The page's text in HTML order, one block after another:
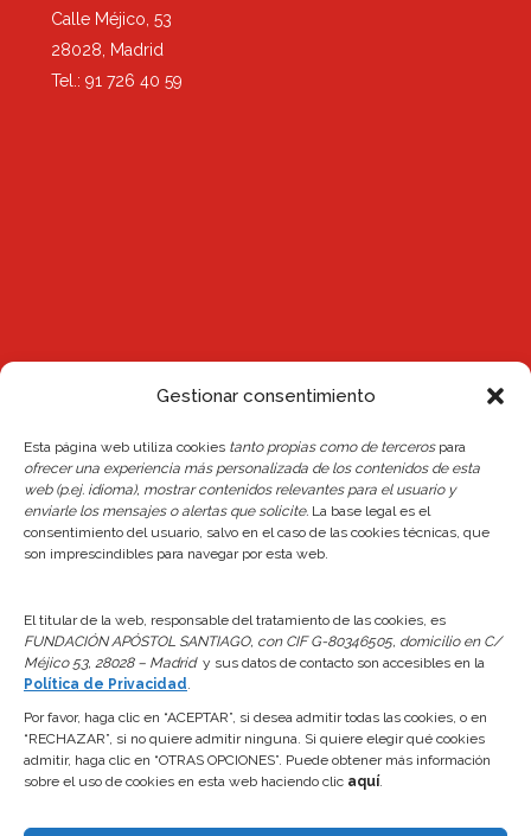
Gestionar consentimiento
Esta página web utiliza cookies tanto propias como de tercerospara
ofrecer una experiencia más personalizada de los contenidos de esta
web (p.ej. idioma), mostrar contenidos relevantes para el usuario y
enviarle los mensajes o alertas que solicite. La base legal es el
consentimiento del usuario, salvo en el caso de las cookies técnicas, que
son imprescindibles para navegar por esta web.
El titular de la web, responsable del tratamiento de las cookies, es
FUNDACIÓN APÓSTOL SANTIAGO, con CIF G-80346505, domicilio en C/
Méjico 53, 28028 – Madridy sus datos de contacto son accesibles en la
Política de Privacidad.
Por favor, haga clic en “ACEPTAR”, si desea admitir todas las cookies, o en
“RECHAZAR”, si no quiere admitir ninguna. Si quiere elegir qué cookies
admitir, haga clic en “OTRAS OPCIONES”. Puede obtener más información
sobre el uso de cookies en esta web haciendo clic aquí.
Calle Méjico, 53
28028, Madrid
Tel.: 91 726 40 59
Noticias
Reserva de plaza Escuelas 26/27
24 junio, 2026
Normativa de Reservas del Centro
24 junio, 2026
7 abril, 2026